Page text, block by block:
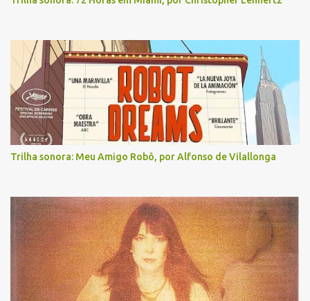
Trilha sonora: Meu Amigo Robô, por Alfonso de Vilallonga